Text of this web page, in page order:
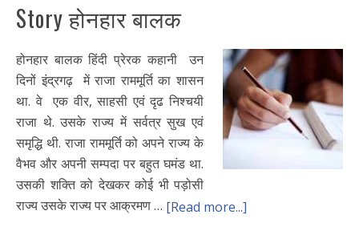
Story होनहार बालक
होनहार बालक हिंदी प्रेरक कहानी उन
दिनों इंद्रगढ़ में राजा राममूर्ति का शासन
था. वे एक वीर, साहसी एवं दृढ निश्चयी
राजा थे. उसके राज्य में सर्वत्र सुख एवं
समृद्धि थी. राजा राममूर्ति को अपने राज्य के
वैभव और अपनी सम्पदा पर बहुत घमंड था.
उसकी शक्ति को देखकर कोई भी पड़ोसी
राज्य उसके राज्य पर आक्रमण … [Read more...]